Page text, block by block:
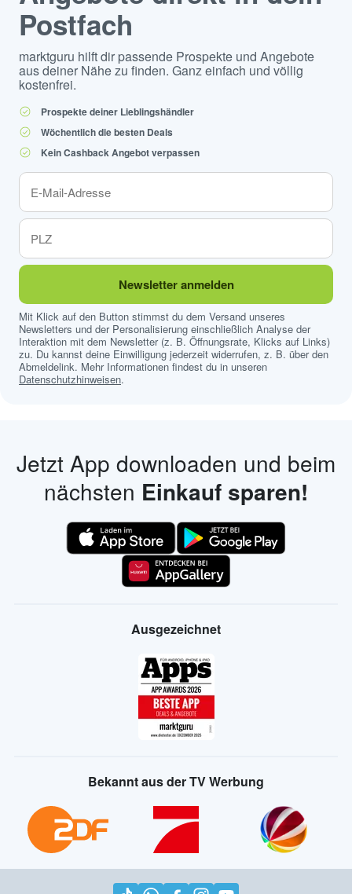
Postfach
marktguru hilft dir passende Prospekte und Angebote
aus deiner Nähe zu finden. Ganz einfach und völlig
kostenfrei.
Prospekte deiner Lieblingshändler
Wöchentlich die besten Deals
Kein Cashback Angebot verpassen
Newsletter anmelden
Mit Klick auf den Button stimmst du dem Versand unseres
Newsletters und der Personalisierung einschließlich Analyse der
Interaktion mit dem Newsletter (z. B. Öffnungsrate, Klicks auf Links)
zu. Du kannst deine Einwilligung jederzeit widerrufen, z. B. über den
Abmeldelink. Mehr Informationen findest du in unseren
Datenschutzhinweisen.
Jetzt App downloaden und beim
nächsten Einkauf sparen!
Ausgezeichnet
Bekannt aus der TV Werbung